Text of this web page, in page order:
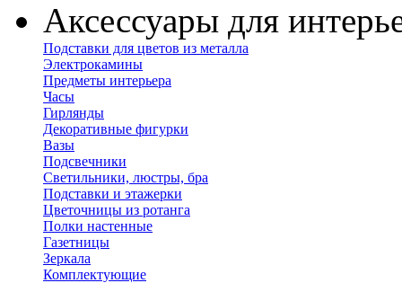
Аксессуары для
Подставки для цветов из металла
Электрокамины
Предметы интерьера
Часы
Гирлянды
Декоративные фигурки
Вазы
Подсвечники
Светильники, люстры, бра
Подставки и этажерки
Цветочницы из ротанга
Полки настенные
Газетницы
Зеркала
Комплектующие